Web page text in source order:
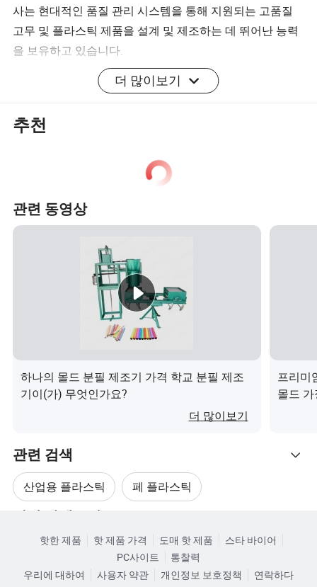
사는 현대적인 품질 관리 시스템을 통해 지원되는 고품질
고무 및 플라스틱 제품을 설계 및 제조하는 데 뛰어난 능력
을 보유하고 있습니다.
글로벌 확장과 고객 만족에 초점을 맞춘 Keyuan은 국제 파
제공하기 위해 노력하고 있습니다. 문의 또는 제안 사항이
넘어서는 제품을 제공하고, 함께 일할 수 있기를 기대합니
인증
Q1: 지불 기간은 어떻게 됩니까?
A1: 우리는 50%의 보증금을 선불로 받고있으며 나머지
한 지불을 허용합니다.
Q2: 다양한 색상의 자료를 제공할 수 있습니까?
A2 : 네, 다양한 색상의 플라스틱 제품뿐만 아니라 맞춤형
성형 고무와 실리콘 고무도 생산할 수 있습니다. 주문하실
경우, 색상 코드가 필요합니다.
A3 : 고객의 요구 사항에 따라 표준 모델을 재고로 보유하고
있습니다. 특별 상품과 대량 주문은 주문에 따라 새로 생산
더 많이보기
추천
관련 동영상
하나의 몰드 분필 제조기 가격 학교 분필 제조
기이(가) 무엇인가요?
더 많이보기
프리미
몰드
관련 검색
산업용 플라스틱 페 플라스틱
튜브용 플라스틱 기계 Pp Pvc 플라스틱
카테고리로 찾아보기
핫한 제품 핫 제품 가격 도매 핫 제품
스타 바이어
PC사이트
통찰력
우리에 대하여
사용자 약관 개인정보 보호정책 연락하다